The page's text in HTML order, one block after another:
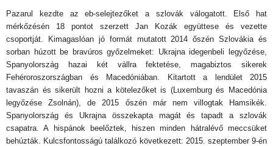
Pazarul kezdte az eb-selejtezőket a szlovák válogatott. Első hat
mérkőzésén 18 pontot szerzett Jan Kozák együttese és vezette
csoportját. Kimagaslóan jó formát mutatott 2014 őszén Szlovákia és
sorban húzott be bravúros győzelmeket: Ukrajna idegenbeli legyőzése,
Spanyolország hazai két vállra fektetése, magabiztos sikerek
Fehéroroszországban és Macedóniában. Kitartott a lendület 2015
tavaszán és sikerült hozni a kötelezőket is (Luxemburg és Macedónia
legyőzése Zsolnán), de 2015 őszén már nem villogtak Hamsikék.
Spanyolország és Ukrajna összekapta magát és tapadt a szlovák
csapatra. A hispánok beelőztek, hiszen minden hátralévő meccsüket
behúzták. Kulcsfontosságú találkozó következett: 2015. szeptember 9-én